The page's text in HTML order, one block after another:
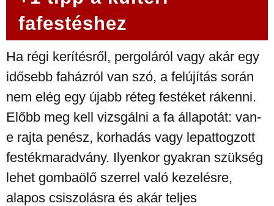
fafestéshez
Ha régi kerítésről, pergoláról vagy akár egy
idősebb faházról van szó, a felújítás során
nem elég egy újabb réteg festéket rákenni.
Előbb meg kell vizsgálni a fa állapotát: van-
e rajta penész, korhadás vagy lepattogzott
festékmaradvány. Ilyenkor gyakran szükség
lehet gombaölő szerrel való kezelésre,
alapos csiszolásra és akár teljes